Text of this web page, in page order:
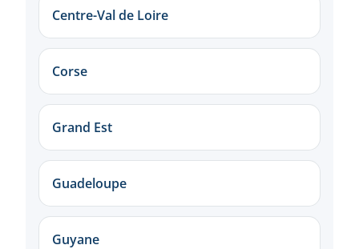
Centre-Val de Loire
Corse
Grand Est
Guadeloupe
Guyane